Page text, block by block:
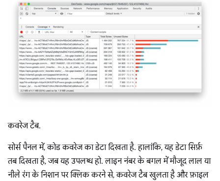
कवरेज टैब.
सोर्स पैनल में, कोड कवरेज का डेटा दिखता है. हालांकि, यह डेटा सिर्फ़
तब दिखता है, जब यह उपलब्ध हो. लाइन नंबर के बगल में मौजूद लाल या
नीले रंग के निशान पर क्लिक करने से, कवरेज टैब खुलता है और फ़ाइल